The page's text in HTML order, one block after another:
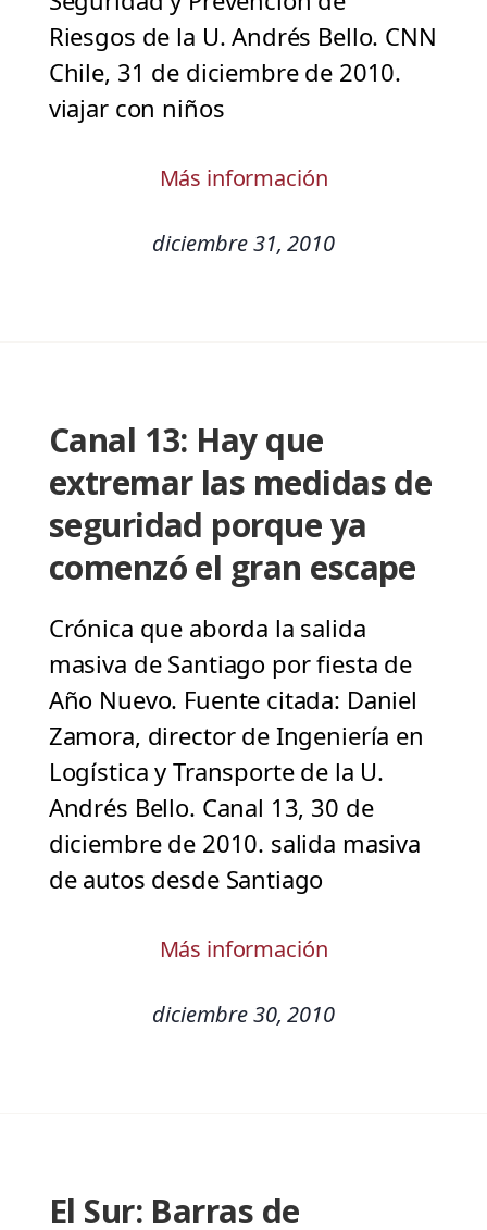
Riesgos de la U. Andrés Bello. CNN
Chile, 31 de diciembre de 2010.
viajar con niños
Más información
diciembre 31, 2010
Canal 13: Hay que
extremar las medidas de
seguridad porque ya
comenzó el gran escape
Crónica que aborda la salida
masiva de Santiago por fiesta de
Año Nuevo. Fuente citada: Daniel
Zamora, director de Ingeniería en
Logística y Transporte de la U.
Andrés Bello. Canal 13, 30 de
diciembre de 2010. salida masiva
de autos desde Santiago
Más información
diciembre 30, 2010
El Sur: Barras de